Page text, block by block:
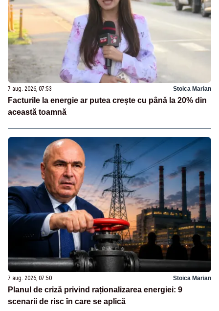
7 aug. 2026, 07:53 Stoica Marian
Facturile la energie ar putea crește cu până la 20% din
această toamnă
7 aug. 2026, 07:50 Stoica Marian
Planul de criză privind raționalizarea energiei: 9
scenarii de risc în care se aplică